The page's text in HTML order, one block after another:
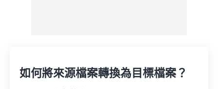
如何將來源檔案轉換為目標檔案？